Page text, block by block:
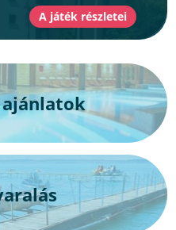
ajánlatok